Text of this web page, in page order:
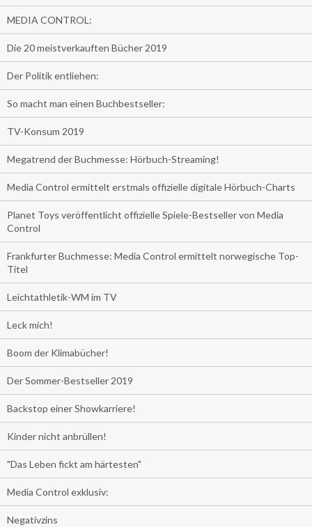
MEDIA CONTROL:
Die 20 meistverkauften Bücher 2019
Der Politik entliehen:
So macht man einen Buchbestseller:
TV-Konsum 2019
Megatrend der Buchmesse: Hörbuch-Streaming!
Media Control ermittelt erstmals offizielle digitale Hörbuch-Charts
Planet Toys veröffentlicht offizielle Spiele-Bestseller von Media
Control
Frankfurter Buchmesse: Media Control ermittelt norwegische Top-
Titel
Leichtathletik-WM im TV
Leck mich!
Boom der Klimabücher!
Der Sommer-Bestseller 2019
Backstop einer Showkarriere!
Kinder nicht anbrüllen!
"Das Leben fickt am härtesten"
Media Control exklusiv:
Negativzins